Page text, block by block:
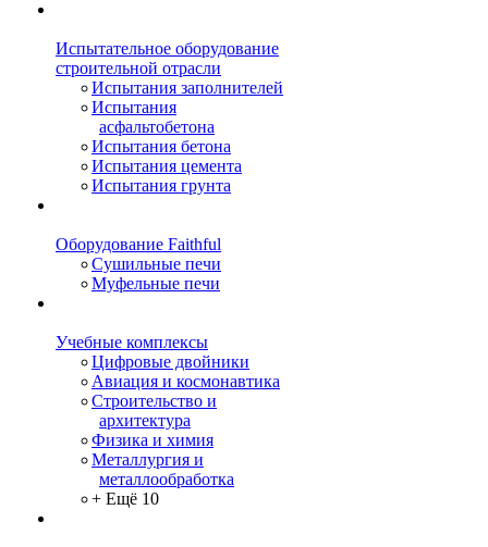
Испытательное оборудование
строительной отрасли
Испытания заполнителей
Испытания
асфальтобетона
Испытания бетона
Испытания цемента
Испытания грунта
Оборудование Faithful
Сушильные печи
Муфельные печи
Учебные комплексы
Цифровые двойники
Авиация и космонавтика
Строительство и
архитектура
Физика и химия
Металлургия и
металлообработка
+ Ещё 10